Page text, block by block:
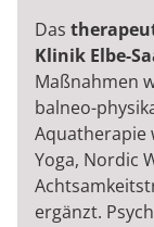
Das
Klinik Elbe-
Maßnahmen
balneo-
Aquatherapie
Yoga, Nordic
ergänzt.